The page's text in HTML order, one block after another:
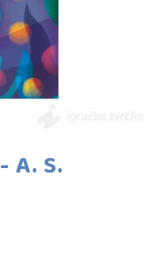
S.